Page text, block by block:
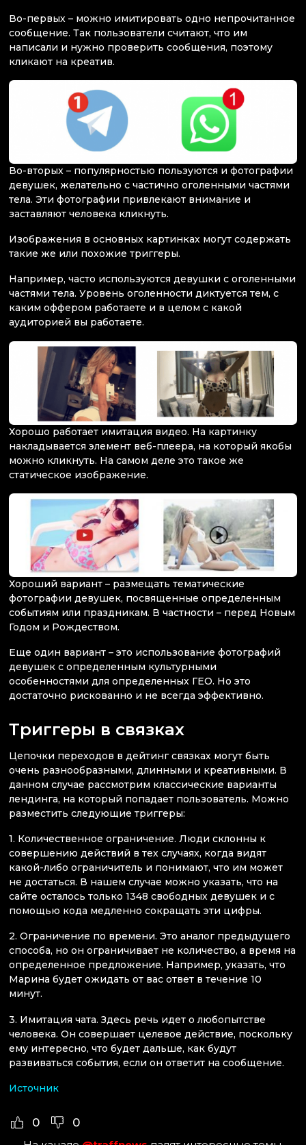
Во-первых – можно имитировать одно непрочитанное
сообщение. Так пользователи считают, что им
написали и нужно проверить сообщения, поэтому
кликают на креатив.
Во-вторых – популярностью пользуются и фотографии
девушек, желательно с частично оголенными частями
тела. Эти фотографии привлекают внимание и
заставляют человека кликнуть.
Изображения в основных картинках могут содержать
такие же или похожие триггеры.
Например, часто используются девушки с оголенными
частями тела. Уровень оголенности диктуется тем, с
каким оффером работаете и в целом с какой
аудиторией вы работаете.
Хорошо работает имитация видео. На картинку
накладывается элемент веб-плеера, на который якобы
можно кликнуть. На самом деле это такое же
статическое изображение.
Хороший вариант – размещать тематические
фотографии девушек, посвященные определенным
событиям или праздникам. В частности – перед Новым
Годом и Рождеством.
Еще один вариант – это использование фотографий
девушек с определенным культурными
особенностями для определенных ГЕО. Но это
достаточно рискованно и не всегда эффективно.
Триггеры в связках
Цепочки переходов в дейтинг связках могут быть
очень разнообразными, длинными и креативными. В
данном случае рассмотрим классические варианты
лендинга, на который попадает пользователь. Можно
разместить следующие триггеры:
1. Количественное ограничение. Люди склонны к
совершению действий в тех случаях, когда видят
какой-либо ограничитель и понимают, что им может
не достаться. В нашем случае можно указать, что на
сайте осталось только 1348 свободных девушек и с
помощью кода медленно сокращать эти цифры.
2. Ограничение по времени. Это аналог предыдущего
способа, но он ограничивает не количество, а время на
определенное предложение. Например, указать, что
Марина будет ожидать от вас ответ в течение 10
минут.
3. Имитация чата. Здесь речь идет о любопытстве
человека. Он совершает целевое действие, поскольку
ему интересно, что будет дальше, как будут
развиваться события, если он ответит на сообщение.
Источник
0 0